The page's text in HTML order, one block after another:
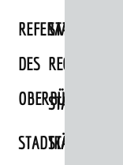
REFERAT
DES
STABSSTELLE
RECHT
STADTKÄMMEREI